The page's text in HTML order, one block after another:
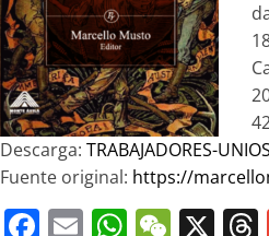
Descarga: TRABAJADORES-UNIOS
Fuente original: https://
F E W W X